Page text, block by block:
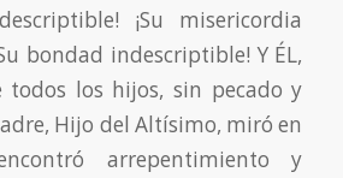
¡Su misericordia
bondad indescriptible! Y ÉL,
los hijos, sin pecado y
Hijo del Altísimo, miró en
arrepentimiento
y